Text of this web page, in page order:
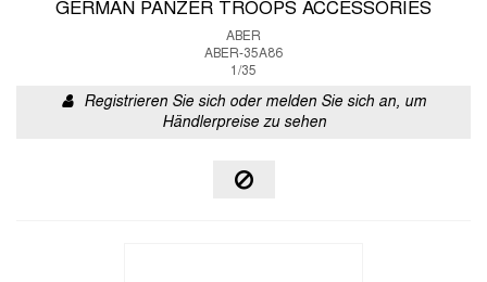
GERMAN PANZER TROOPS ACCESSORIES
ABER
ABER-35A86
1/35
Registrieren Sie sich oder melden Sie sich an, um
Händlerpreise zu sehen